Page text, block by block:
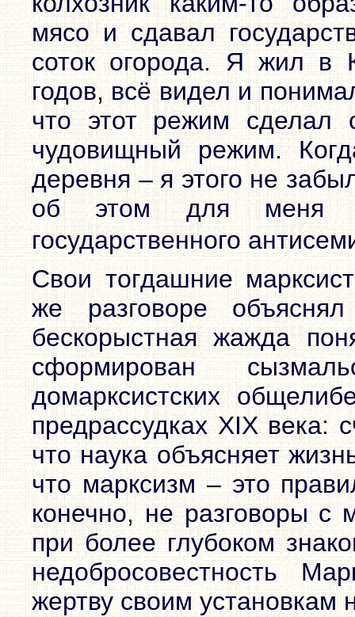
мясо и сдавал
соток огорода. Я жил в
годов, всё видел и
что этот режим
чудовищный режим.
деревня – я этого не
об этом для меня
государственного
Свои тогдашние
же разговоре
бескорыстная жажда
сформирован
домарксистских
предрассудках XIX века:
что наука объясняет
что марксизм – это
конечно, не разговоры
при более глубоком
недобросовестность
жертву своим